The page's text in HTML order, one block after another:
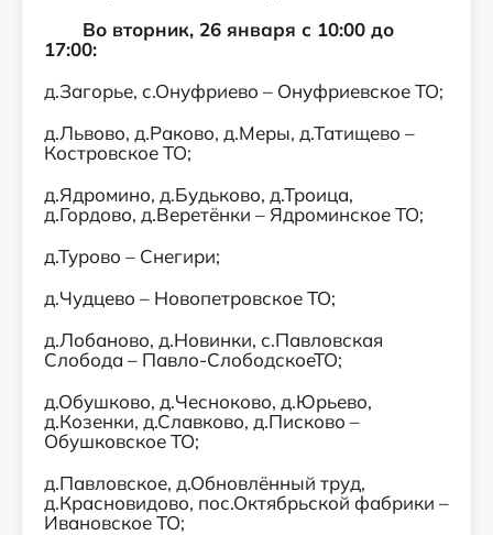
Во вторник, 26 января с 10:00 до
17:00:
д.Загорье, с.Онуфриево – Онуфриевское ТО;
д.Львово, д.Раково, д.Меры, д.Татищево –
Костровское ТО;
д.Ядромино, д.Будьково, д.Троица,
д.Гордово, д.Веретёнки – Ядроминское ТО;
д.Турово – Снегири;
д.Чудцево – Новопетровское ТО;
д.Лобаново, д.Новинки, с.Павловская
Слобода – Павло-СлободскоеТО;
д.Обушково, д.Чесноково, д.Юрьево,
д.Козенки, д.Славково, д.Писково –
Обушковское ТО;
д.Павловское, д.Обновлённый труд,
д.Красновидово, пос.Октябрьской фабрики –
Ивановское ТО;